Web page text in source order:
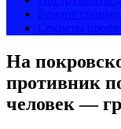
На
противник
человек —